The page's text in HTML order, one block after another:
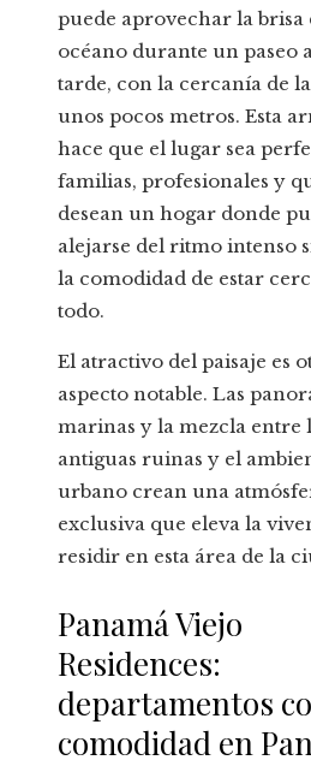
puede aprovechar la brisa
océano durante un paseo
tarde, con la cercanía de
unos pocos metros. Esta
hace que el lugar sea
familias, profesionales y
desean un hogar donde
alejarse del ritmo intenso
la comodidad de estar
todo.
El atractivo del paisaje es
aspecto notable. Las
marinas y la mezcla entre
antiguas ruinas y el
urbano crean una
exclusiva que eleva la
residir en esta área de la
Panamá Viejo
Residences:
departamentos
comodidad en